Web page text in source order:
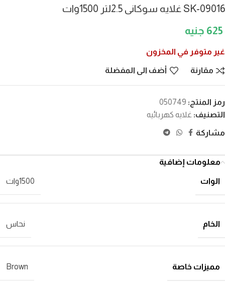
SK-09016 غلايه سوكانى 2.5لتر 1500وات
625
غير متوفر في المخزون
مقارنة أضف الى المفضلة
رمز المنتج: 050749
التصنيف: غلايه كهربائيه
مشاركة
معلومات إضافية
الوات 1500وات
الخام نحاس
مميزات خاصة Brown